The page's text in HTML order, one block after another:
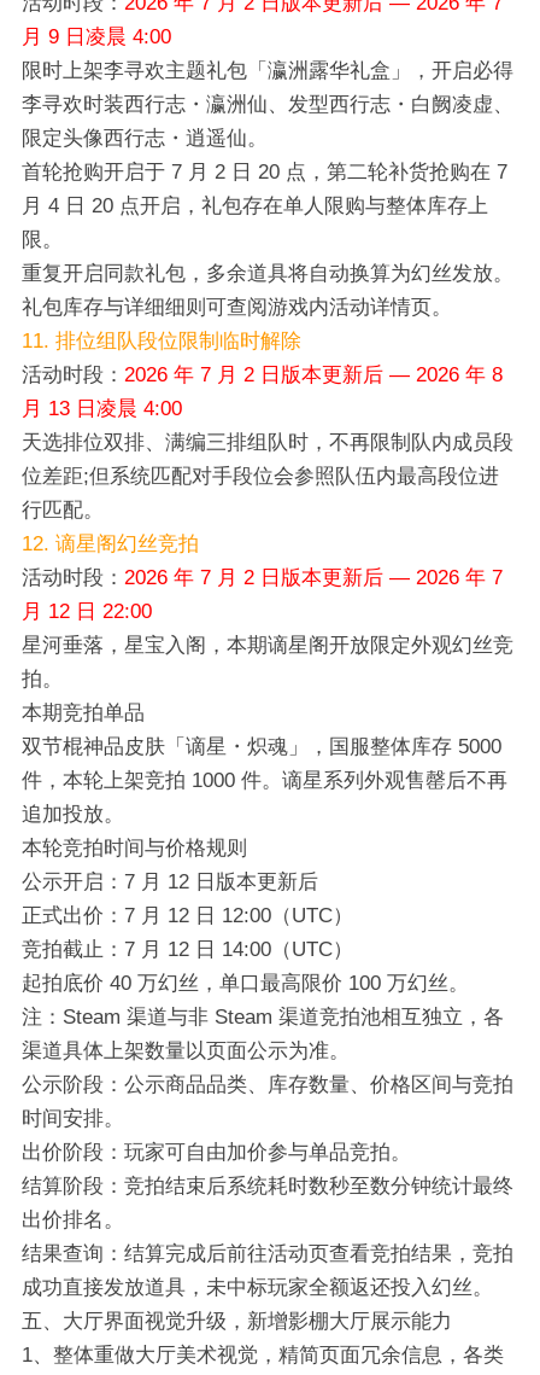
月 9 日凌晨 4:00
限时上架李寻欢主题礼包「瀛洲露华礼盒」，开启必得
李寻欢时装西行志・瀛洲仙、发型西行志・白阙凌虚、
限定头像西行志・逍遥仙。
首轮抢购开启于 7 月 2 日 20 点，第二轮补货抢购在 7
月 4 日 20 点开启，礼包存在单人限购与整体库存上
限。
重复开启同款礼包，多余道具将自动换算为幻丝发放。
礼包库存与详细细则可查阅游戏内活动详情页。
11. 排位组队段位限制临时解除
活动时段： 2026 年 7 月 2 日版本更新后 — 2026 年 8
月 13 日凌晨 4:00
天选排位双排、满编三排组队时，不再限制队内成员段
位差距;但系统匹配对手段位会参照队伍内最高段位进
行匹配。
12. 谪星阁幻丝竞拍
活动时段： 2026 年 7 月 2 日版本更新后 — 2026 年 7
月 12 日 22:00
星河垂落，星宝入阁，本期谪星阁开放限定外观幻丝竞
拍。
本期竞拍单品
双节棍神品皮肤「谪星・炽魂」，国服整体库存 5000
件，本轮上架竞拍 1000 件。谪星系列外观售罄后不再
追加投放。
本轮竞拍时间与价格规则
公示开启：7 月 12 日版本更新后
正式出价：7 月 12 日 12:00（UTC）
竞拍截止：7 月 12 日 14:00（UTC）
起拍底价 40 万幻丝，单口最高限价 100 万幻丝。
注：Steam 渠道与非 Steam 渠道竞拍池相互独立，各
渠道具体上架数量以页面公示为准。
公示阶段：公示商品品类、库存数量、价格区间与竞拍
时间安排。
出价阶段：玩家可自由加价参与单品竞拍。
结算阶段：竞拍结束后系统耗时数秒至数分钟统计最终
出价排名。
结果查询：结算完成后前往活动页查看竞拍结果，竞拍
成功直接发放道具，未中标玩家全额返还投入幻丝。
五、大厅界面视觉升级，新增影棚大厅展示能力
1、整体重做大厅美术视觉，精简页面冗余信息，各类